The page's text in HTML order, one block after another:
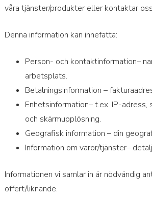
våra tjänster/produkter eller kontaktar
Denna information kan innefatta:
Person- och kontaktinformation–
arbetsplats.
Betalningsinformation –
Enhetsinformation– t.ex. IP-adress,
och skärmupplösning.
Geografisk information – din
Information om varor/tjänster–
Informationen vi samlar in är nödvändig
offert/liknande.